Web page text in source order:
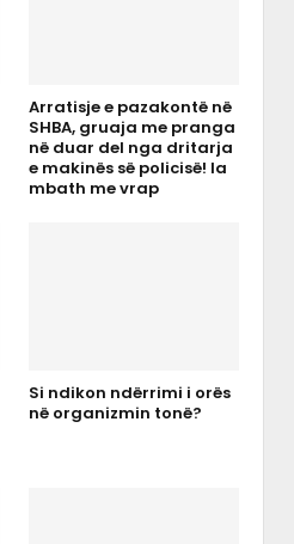
Arratisje e pazakontë në
SHBA, gruaja me pranga
në duar del nga dritarja
e makinës së policisë! Ia
mbath me vrap
Si ndikon ndërrimi i orës
në organizmin tonë?